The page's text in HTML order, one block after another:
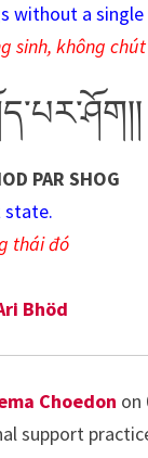
without a
sinh, không
PAR SHOG
state.
thái đó
Bhöd
Choedon on
support